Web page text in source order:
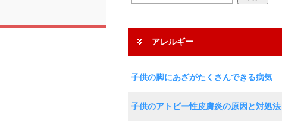
アレルギー
子供の脚にあざがたくさんできる病気
子供のアトピー性皮膚炎の原因と対処法